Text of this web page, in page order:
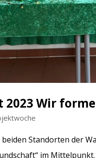
Wir
beiden Standorten der
im